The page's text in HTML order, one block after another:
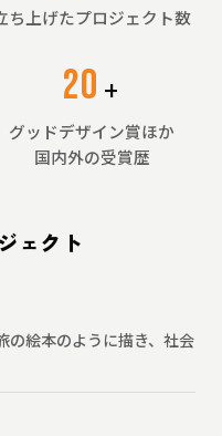
ち上げたプロジェクト数
20 +
グッドデザイン賞ほか
国内外の受賞歴
ェクト
の絵本のように描き、社会